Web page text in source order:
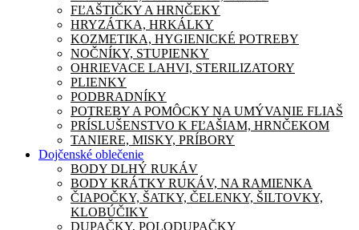
FĽAŠTIČKY A HRNČEKY
HRYZÁTKA, HRKÁLKY
KOZMETIKA, HYGIENICKÉ POTREBY
NOČNÍKY, STUPIENKY
OHRIEVACE LAHVI, STERILIZATORY
PLIENKY
PODBRADNÍKY
POTREBY A POMÔCKY NA UMÝVANIE FLIAŠ
PRÍSLUŠENSTVO K FĽAŠIAM, HRNČEKOM
TANIERE, MISKY, PRÍBORY
Dojčenské oblečenie
BODY DLHÝ RUKÁV
BODY KRÁTKY RUKÁV, NA RAMIENKA
ČIAPOČKY, ŠATKY, ČELENKY, ŠILTOVKY,
KLOBÚČIKY
DUPAČKY, POLODUPAČKY